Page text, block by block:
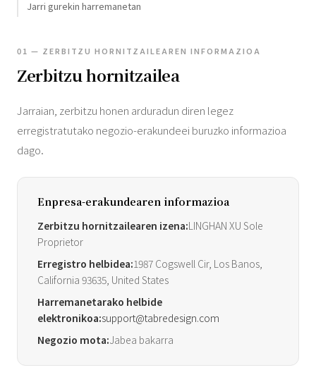
Jarri gurekin harremanetan
01 — ZERBITZU HORNITZAILEAREN INFORMAZIOA
Zerbitzu hornitzailea
Jarraian, zerbitzu honen arduradun diren legez
erregistratutako negozio-erakundeei buruzko informazioa
dago.
Enpresa-erakundearen informazioa
Zerbitzu hornitzailearen izena:LINGHAN XU Sole
Proprietor
Erregistro helbidea:1987 Cogswell Cir, Los Banos,
California 93635, United States
Harremanetarako helbide
elektronikoa:support@tabredesign.com
Negozio mota:Jabea bakarra